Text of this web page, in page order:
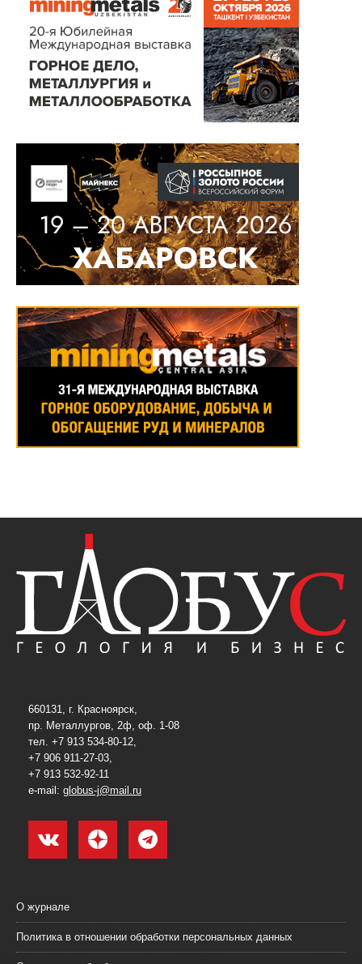
660131, г. Красноярск,
пр. Металлургов, 2ф, оф. 1-08
тел. +7 913 534-80-12,
+7 906 911-27-03,
+7 913 532-92-11
e-mail: globus-j@mail.ru
О журнале
Политика в отношении обработки персональных данных